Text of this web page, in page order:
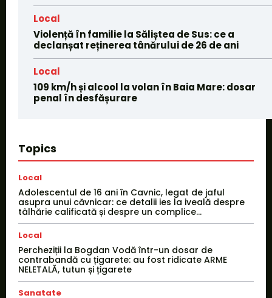
Local
Violență în familie la Săliștea de Sus: ce a
declanșat reținerea tânărului de 26 de ani
Local
109 km/h și alcool la volan în Baia Mare: dosar
penal în desfășurare
Topics
Local
Adolescentul de 16 ani în Cavnic, legat de jaful
asupra unui căvnicar: ce detalii ies la iveală despre
tâlhărie calificată și despre un complice...
Local
Percheziții la Bogdan Vodă într-un dosar de
contrabandă cu țigarete: au fost ridicate ARME
NELETALĂ, tutun și țigarete
Sanatate